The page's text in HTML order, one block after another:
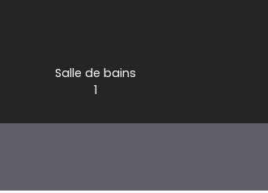
Salle de bains
1